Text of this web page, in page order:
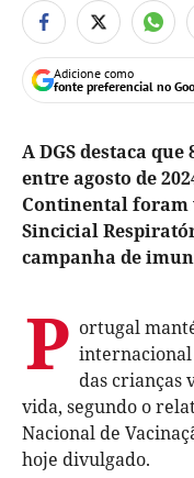
Adicione como
fonte preferencial no
A DGS destaca
entre agosto de
Continental foram
Sincicial
campanha de
P ortugal
internacional
das crianças
vida, segundo o
Nacional de
hoje divulgado.